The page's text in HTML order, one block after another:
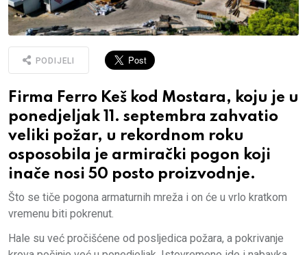
PODIJELI
Firma Ferro Keš kod Mostara, koju je u
ponedjeljak 11. septembra zahvatio
veliki požar, u rekordnom roku
osposobila je armirački pogon koji
inače nosi 50 posto proizvodnje.
Što se tiče pogona armaturnih mreža i on će u vrlo kratkom
vremenu biti pokrenut.
Hale su već pročišćene od posljedica požara, a pokrivanje